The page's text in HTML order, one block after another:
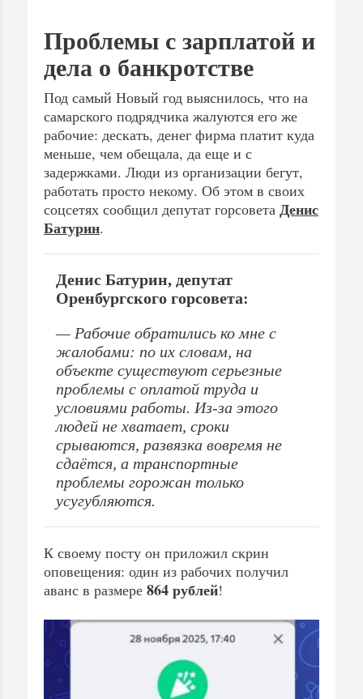
Проблемы с зарплатой и
дела о банкротстве
Под самый Новый год выяснилось, что на
самарского подрядчика жалуются его же
рабочие: дескать, денег фирма платит куда
меньше, чем обещала, да еще и с
задержками. Люди из организации бегут,
работать просто некому. Об этом в своих
соцсетях сообщил депутат горсовета Денис
Батурин.
Денис Батурин, депутат
Оренбургского горсовета:
— Рабочие обратились ко мне с
жалобами: по их словам, на
объекте существуют серьезные
проблемы с оплатой труда и
условиями работы. Из-за этого
людей не хватает, сроки
срываются, развязка вовремя не
сдаётся, а транспортные
проблемы горожан только
усугубляются.
К своему посту он приложил скрин
оповещения: один из рабочих получил
аванс в размере 864 рублей!